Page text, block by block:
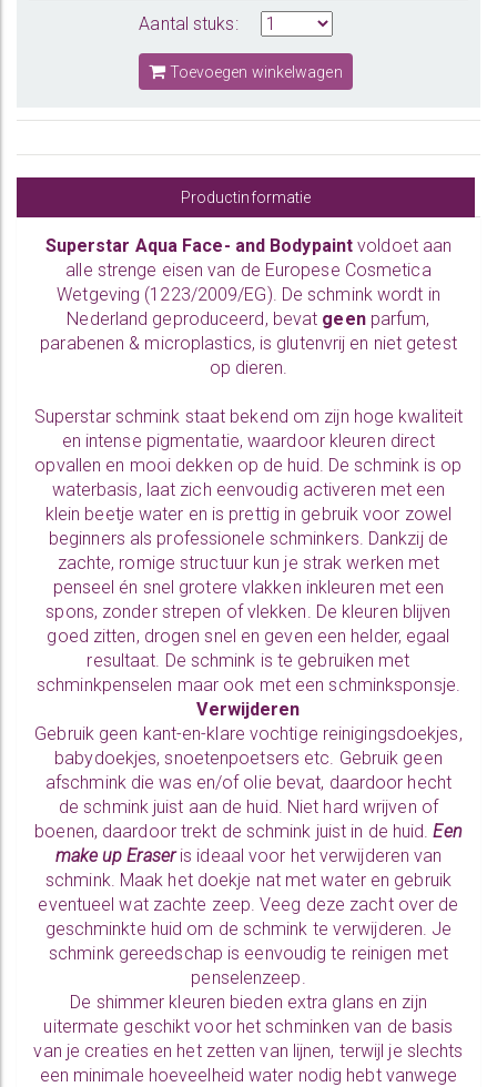
Aantal stuks:
Toevoegen winkelwagen
Productinformatie
Superstar Aqua Face- and Bodypaintvoldoet aan
alle strenge eisen van de Europese Cosmetica
Wetgeving (1223/2009/EG). De schmink wordt in
Nederland geproduceerd, bevat geenparfum,
parabenen & microplastics, is glutenvrij en niet getest
op dieren.
Superstar schmink staat bekend om zijn hoge kwaliteit
en intense pigmentatie, waardoor kleuren direct
opvallen en mooi dekken op de huid. De schmink is op
waterbasis, laat zich eenvoudig activeren met een
klein beetje water en is prettig in gebruik voor zowel
beginners als professionele schminkers. Dankzij de
zachte, romige structuur kun je strak werken met
penseel én snel grotere vlakken inkleuren met een
spons, zonder strepen of vlekken. De kleuren blijven
goed zitten, drogen snel en geven een helder, egaal
resultaat. De schmink is te gebruiken met
schminkpenselen maar ook met eenschminksponsje.
Verwijderen
Gebruik geen kant-en-klare vochtige reinigingsdoekjes,
babydoekjes, snoetenpoetsers etc. Gebruik geen
afschmink die was en/of olie bevat, daardoor hecht
de schmink juist aan de huid. Niet hard wrijven of
boenen, daardoor trekt de schmink juist in de huid.Een
make up Eraseris ideaal voor het verwijderen van
schmink. Maak het doekje nat met water en gebruik
eventueel wat zachte zeep. Veeg deze zacht over de
geschminkte huid om de schmink te verwijderen. Je
schmink gereedschap is eenvoudig te reinigen met
penselenzeep.
De shimmer kleuren bieden extra glans en zijn
uitermate geschikt voor het schminken van de basis
van je creaties en het zetten van lijnen, terwijl je slechts
een minimale hoeveelheid water nodig hebt vanwege